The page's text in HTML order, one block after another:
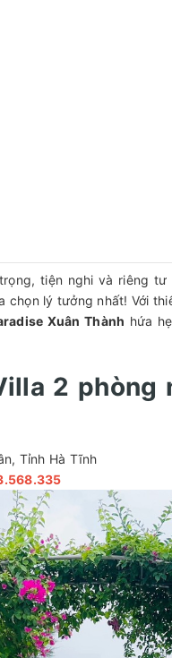
tiện nghi và riêng
chọn lý tưởng nhất! Với
Xuân Thành hứa
2 phòng
Tỉnh Hà Tĩnh